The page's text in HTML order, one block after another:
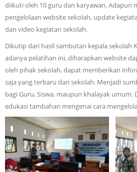
diikuti oleh 10 guru dan karyawan. Adapun
pengelolaan website sekolah, update
dan video kegiatan sekolah.
Dikutip dari hasil sambutan kepala sekolah
adanya pelatihan ini, diharapkan website
oleh pihak sekolah, dapat memberikan
saja yang terbaru dari sekolah. Menjadi
bagi Guru, Siswa, maupun khalayak umum.
edukasi tambahan mengenai cara